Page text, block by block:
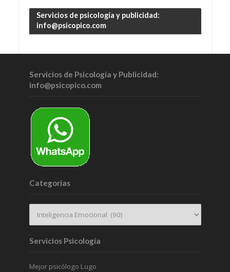
Servicios de psicología y publicidad:
info@psicopico.com
Servicios de Psicología y Publicidad:
info@psicopico.com
Categorías
Servicios Psicología
Mejor psicólogo Lugo